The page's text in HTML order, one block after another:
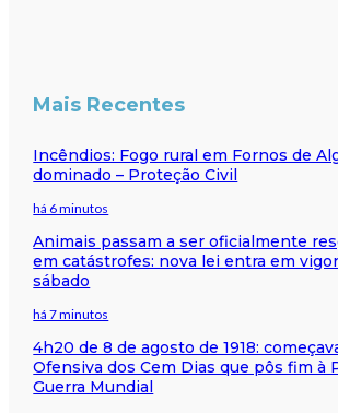
Mais Recentes
Incêndios: Fogo rural em Fornos de
dominado – Proteção Civil
há 6 minutos
Animais passam a ser oficialmente
em catástrofes: nova lei entra em
sábado
há 7 minutos
4h20 de 8 de agosto de 1918:
Ofensiva dos Cem Dias que pôs fim à
Guerra Mundial